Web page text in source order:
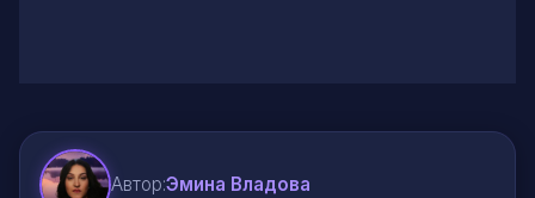
Автор:Эмина Владова